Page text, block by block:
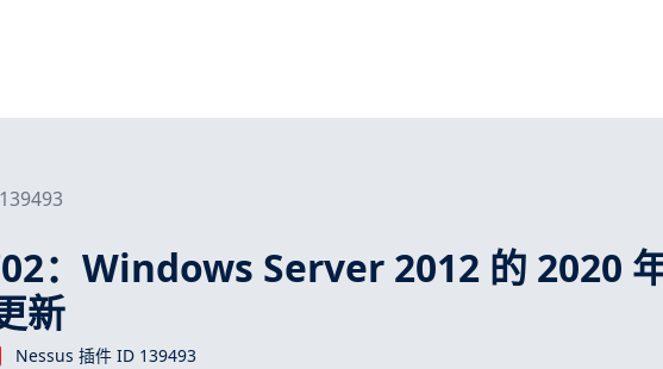
139493
：Windows Server 2012 的 2020
新
Nessus 插件 ID 139493